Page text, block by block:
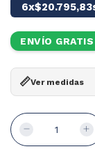
6x$20.795,83
ENVÍO GRATIS
📏Ver medidas
Ancho cristal:
Alto:
Puente:
Patilla: